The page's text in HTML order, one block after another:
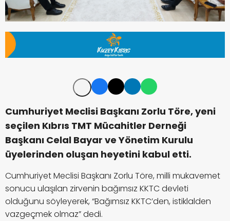
Cumhuriyet Meclisi Başkanı Zorlu Töre, yeni
seçilen Kıbrıs TMT Mücahitler Derneği
Başkanı Celal Bayar ve Yönetim Kurulu
üyelerinden oluşan heyetini kabul etti.
Cumhuriyet Meclisi Başkanı Zorlu Töre, milli mukavemet
sonucu ulaşılan zirvenin bağımsız KKTC devleti
olduğunu söyleyerek, “Bağımsız KKTC’den, istiklalden
vazgeçmek olmaz” dedi.